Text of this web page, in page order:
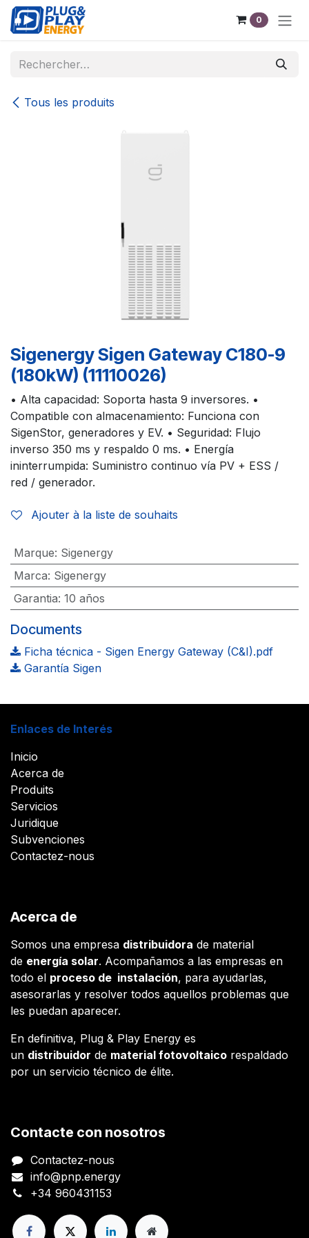
Se rendre au contenu
0
Tous les produits
Sigenergy Sigen Gateway C180-9
(180kW) (11110026)
• Alta capacidad: Soporta hasta 9 inversores. •
Compatible con almacenamiento: Funciona con
SigenStor, generadores y EV. • Seguridad: Flujo
inverso 350 ms y respaldo 0 ms. • Energía
ininterrumpida: Suministro continuo vía PV + ESS /
red / generador.
Ajouter à la liste de souhaits
Marque: Sigenergy
Marca: Sigenergy
Garantia: 10 años
Documents
Ficha técnica - Sigen Energy Gateway (C&I).pdf
Garantía Sigen
Enlaces de Interés
Inicio
Acerca de
Produits
Servicios
Juridique
Subvenciones
Contactez-nous
Acerca de
Somos una empresa distribuidora de material
de energía solar. Acompañamos a las empresas en
todo el proceso de instalación, para ayudarlas,
asesorarlas y resolver todos aquellos problemas que
les puedan aparecer.
En definitiva, Plug & Play Energy es
un distribuidor de material fotovoltaico respaldado
por un servicio técnico de élite.
Contacte con nosotros
Contactez-nous
info@pnp.energy
+34 960431153